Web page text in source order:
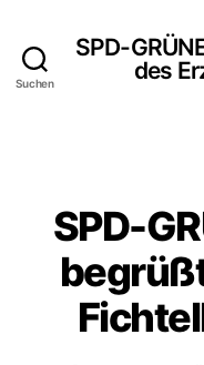
Suchen
SPD-
des
SPD-